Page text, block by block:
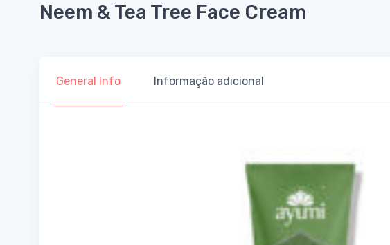
Neem & Tea Tree Face Cream
General Info Informação adicional